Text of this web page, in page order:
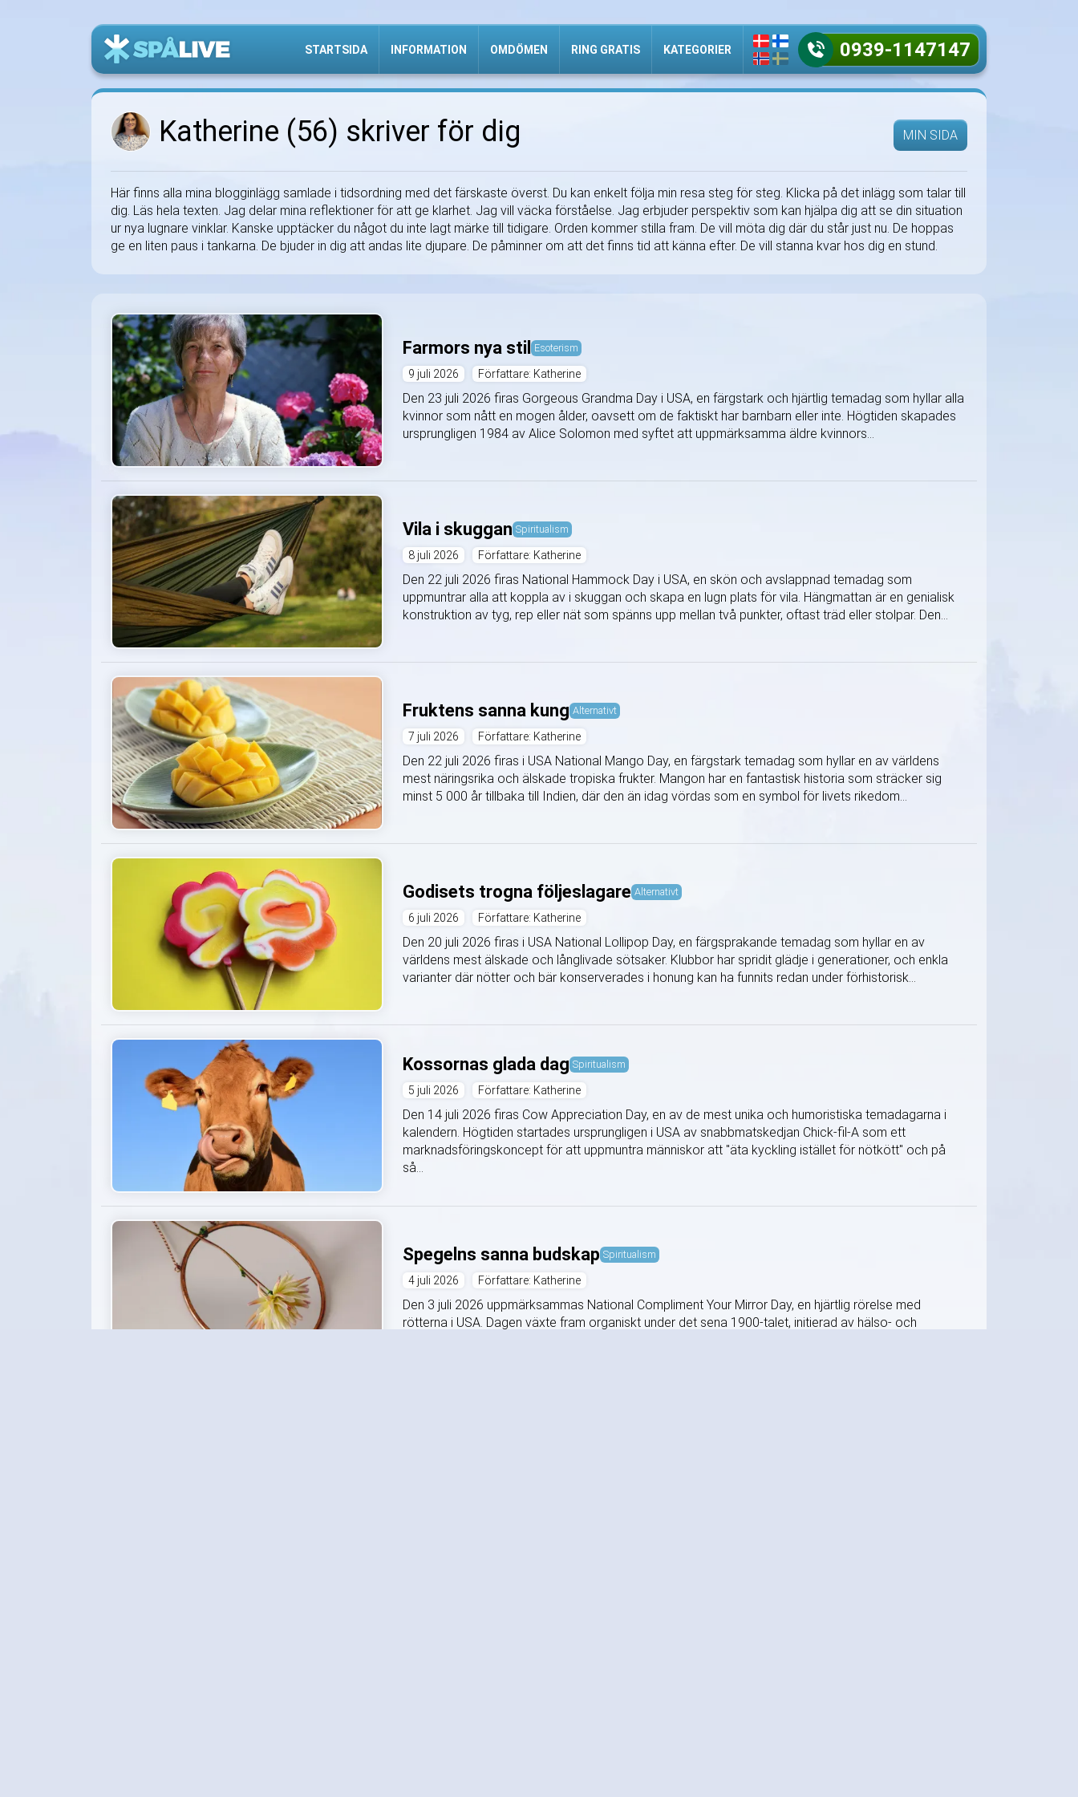
STARTSIDA INFORMATION OMDÖMEN RING GRATIS KATEGORIER 0939-1147147
Katherine (56) skriver för dig MIN SIDA
Här finns alla mina blogginlägg samlade i tidsordning med det färskaste överst. Du kan enkelt följa min resa steg för steg. Klicka på det inlägg som talar till
dig. Läs hela texten. Jag delar mina reflektioner för att ge klarhet. Jag vill väcka förståelse. Jag erbjuder perspektiv som kan hjälpa dig att se din situation
ur nya lugnare vinklar. Kanske upptäcker du något du inte lagt märke till tidigare. Orden kommer stilla fram. De vill möta dig där du står just nu. De hoppas
ge en liten paus i tankarna. De bjuder in dig att andas lite djupare. De påminner om att det finns tid att känna efter. De vill stanna kvar hos dig en stund.
Farmors nya stil Esoterism
9 juli 2026 Författare: Katherine
Den 23 juli 2026 firas Gorgeous Grandma Day i USA, en färgstark och hjärtlig temadag som hyllar alla
kvinnor som nått en mogen ålder, oavsett om de faktiskt har barnbarn eller inte. Högtiden skapades
ursprungligen 1984 av Alice Solomon med syftet att uppmärksamma äldre kvinnors...
Vila i skuggan Spiritualism
8 juli 2026 Författare: Katherine
Den 22 juli 2026 firas National Hammock Day i USA, en skön och avslappnad temadag som
uppmuntrar alla att koppla av i skuggan och skapa en lugn plats för vila. Hängmattan är en genialisk
konstruktion av tyg, rep eller nät som spänns upp mellan två punkter, oftast träd eller stolpar. Den...
Fruktens sanna kung Alternativt
7 juli 2026 Författare: Katherine
Den 22 juli 2026 firas i USA National Mango Day, en färgstark temadag som hyllar en av världens
mest näringsrika och älskade tropiska frukter. Mangon har en fantastisk historia som sträcker sig
minst 5 000 år tillbaka till Indien, där den än idag vördas som en symbol för livets rikedom...
Godisets trogna följeslagare Alternativt
6 juli 2026 Författare: Katherine
Den 20 juli 2026 firas i USA National Lollipop Day, en färgsprakande temadag som hyllar en av
världens mest älskade och långlivade sötsaker. Klubbor har spridit glädje i generationer, och enkla
varianter där nötter och bär konserverades i honung kan ha funnits redan under förhistorisk...
Kossornas glada dag Spiritualism
5 juli 2026 Författare: Katherine
Den 14 juli 2026 firas Cow Appreciation Day, en av de mest unika och humoristiska temadagarna i
kalendern. Högtiden startades ursprungligen i USA av snabbmatskedjan Chick-fil-A som ett
marknadsföringskoncept för att uppmuntra människor att "äta kyckling istället för nötkött" och på
så...
Spegelns sanna budskap Spiritualism
4 juli 2026 Författare: Katherine
Den 3 juli 2026 uppmärksammas National Compliment Your Mirror Day, en hjärtlig rörelse med
rötterna i USA. Dagen växte fram organiskt under det sena 1900-talet, initierad av hälso- och